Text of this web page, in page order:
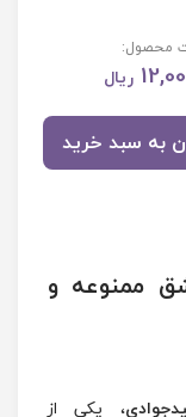
محصول:
ریال
به سبد خرید
ممنوعه و
، یکی از